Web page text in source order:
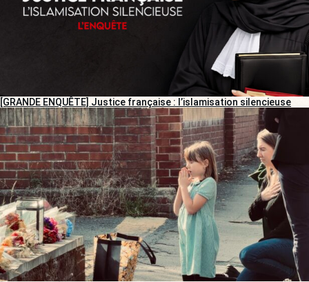
[GRANDE ENQUÊTE] Justice française : l’islamisation silencieuse